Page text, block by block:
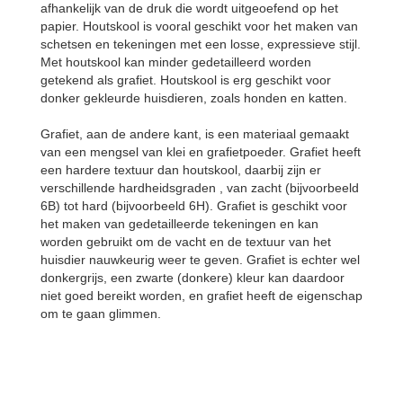
afhankelijk van de druk die wordt uitgeoefend op het
papier. Houtskool is vooral geschikt voor het maken van
schetsen en tekeningen met een losse, expressieve stijl.
Met houtskool kan minder gedetailleerd worden
getekend als grafiet. Houtskool is erg geschikt voor
donker gekleurde huisdieren, zoals honden en katten.
Grafiet, aan de andere kant, is een materiaal gemaakt
van een mengsel van klei en grafietpoeder. Grafiet heeft
een hardere textuur dan houtskool, daarbij zijn er
verschillende hardheidsgraden , van zacht (bijvoorbeeld
6B) tot hard (bijvoorbeeld 6H). Grafiet is geschikt voor
het maken van gedetailleerde tekeningen en kan
worden gebruikt om de vacht en de textuur van het
huisdier nauwkeurig weer te geven. Grafiet is echter wel
donkergrijs, een zwarte (donkere) kleur kan daardoor
niet goed bereikt worden, en grafiet heeft de eigenschap
om te gaan glimmen.